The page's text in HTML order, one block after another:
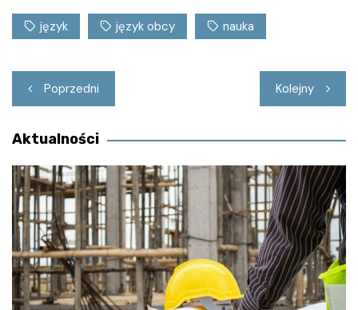
język język obcy nauka
Nawigacja
wpisu
Poprzedni Kolejny
Aktualności